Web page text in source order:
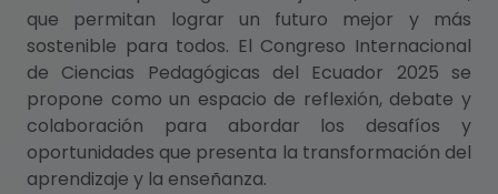
que permitan lograr un futuro mejor y más
sostenible para todos. El Congreso Internacional
de Ciencias Pedagógicas del Ecuador 2025 se
propone como un espacio de reflexión, debate y
colaboración para abordar los desafíos y
oportunidades que presenta la transformación del
aprendizaje y la enseñanza.